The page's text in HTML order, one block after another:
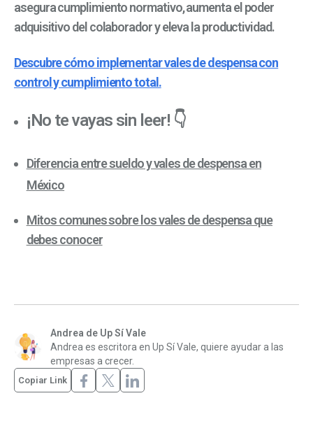
asegura cumplimiento normativo, aumenta el poder
adquisitivo del colaborador y eleva la productividad.
Descubre cómo implementar vales de despensa con
control y cumplimiento total.
¡No te vayas sin leer! 👇
Diferencia entre sueldo y vales de despensa en
México
Mitos comunes sobre los vales de despensa que
debes conocer
Andrea de Up Sí Vale
Andrea es escritora en Up Sí Vale, quiere ayudar a las
empresas a crecer.
Copiar Link